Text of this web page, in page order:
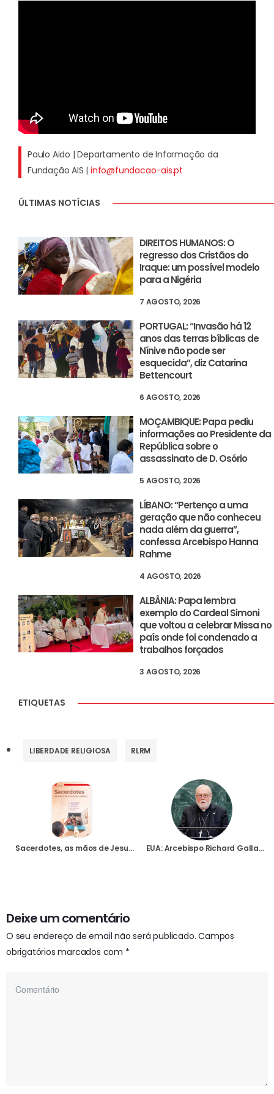
Paulo Aido | Departamento de Informação da
Fundação AIS |info@fundacao-ais.pt
ÚLTIMAS NOTÍCIAS
DIREITOS HUMANOS: O
regresso dos Cristãos do
Iraque: um possível modelo
para a Nigéria
7 AGOSTO, 2026
PORTUGAL: “Invasão há 12
anos das terras bíblicas de
Nínive não pode ser
esquecida”, diz Catarina
Bettencourt
6 AGOSTO, 2026
MOÇAMBIQUE: Papa pediu
informações ao Presidente da
República sobre o
assassinato de D. Osório
5 AGOSTO, 2026
LÍBANO: “Pertenço a uma
geração que não conheceu
nada além da guerra”,
confessa Arcebispo Hanna
Rahme
4 AGOSTO, 2026
ALBÂNIA: Papa lembra
exemplo do Cardeal Simoni
que voltou a celebrar Missa no
país onde foi condenado a
trabalhos forçados
3 AGOSTO, 2026
ETIQUETAS
LIBERDADE RELIGIOSA RLRM
Sacerdotes, as mãos de Jesus no mundo EUA: Arcebispo Richard Gallagher denuncia na ONU que milhões de cristãos sofrem perseguição ou martírio
Deixe um comentário
O seu endereço de email não será publicado. Campos
obrigatórios marcados com *